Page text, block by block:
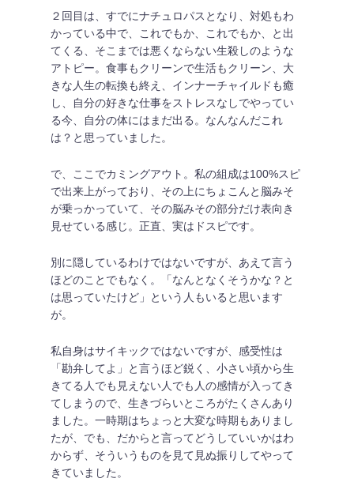
２回目は、すでにナチュロパスとなり、対処もわ
かっている中で、これでもか、これでもか、と出
てくる、そこまでは悪くならない生殺しのような
アトピー。食事もクリーンで生活もクリーン、大
きな人生の転換も終え、インナーチャイルドも癒
し、自分の好きな仕事をストレスなしでやってい
る今、自分の体にはまだ出る。なんなんだこれ
は？と思っていました。
で、ここでカミングアウト。私の組成は100%スピ
で出来上がっており、その上にちょこんと脳みそ
が乗っかっていて、その脳みその部分だけ表向き
見せている感じ。正直、実はドスピです。
別に隠しているわけではないですが、あえて言う
ほどのことでもなく。「なんとなくそうかな？と
は思っていたけど」という人もいると思います
が。
私自身はサイキックではないですが、感受性は
「勘弁してよ」と言うほど鋭く、小さい頃から生
きてる人でも見えない人でも人の感情が入ってき
てしまうので、生きづらいところがたくさんあり
ました。一時期はちょっと大変な時期もありまし
たが、でも、だからと言ってどうしていいかはわ
からず、そういうものを見て見ぬ振りしてやって
きていました。